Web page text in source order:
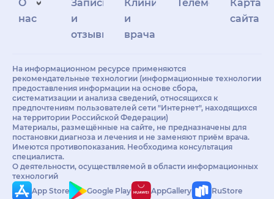
О
нас
Запись
и
отзывы
Клиникам
и
врачам
Телемедицина
Карта
сайта
На информационном ресурсе применяются
рекомендательные технологии (информационные технологии
предоставления информации на основе сбора,
систематизации и анализа сведений, относящихся к
предпочтениям пользователей сети "Интернет", находящихся
на территории Российской Федерации)
Материалы, размещённые на сайте, не предназначены для
постановки диагноза и лечения и не заменяют приём врача.
Имеются противопоказания. Необходима консультация
специалиста.
О деятельности, осуществляемой в области информационных
технологий
App Store
Google Play AppGallery RuStore